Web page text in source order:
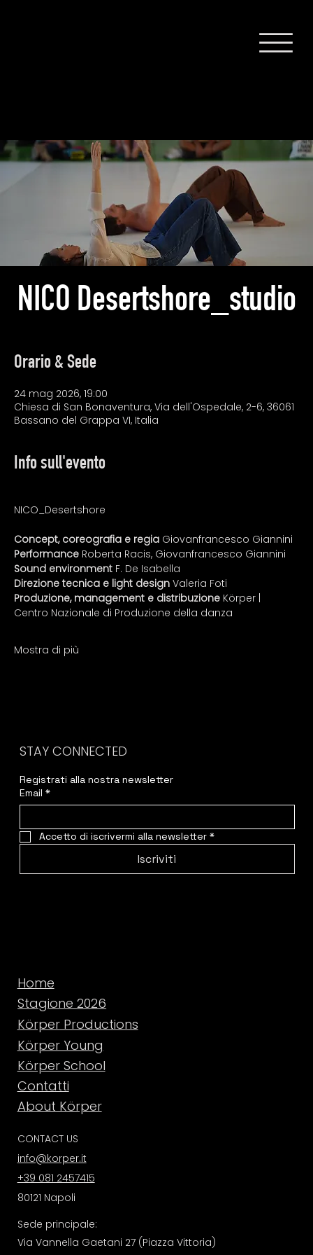
NICO Desertshore_studio
Orario & Sede
24 mag 2026, 19:00
Chiesa di San Bonaventura, Via dell'Ospedale, 2-6, 36061
Bassano del Grappa VI, Italia
Info sull'evento
NICO_Desertshore
Concept, coreografia e regia Giovanfrancesco Giannini
Performance Roberta Racis, Giovanfrancesco Giannini
Sound environment F. De Isabella
Direzione tecnica e light design Valeria Foti
Produzione, management e distribuzione Körper |
Centro Nazionale di Produzione della danza
Mostra di più
STAY CONNECTED
Registrati alla nostra newsletter
Email *
Accetto di iscrivermi alla newsletter *
Iscriviti
Home
Stagione 2026
Körper Productions
Körper Young
Körper School
Contatti
About Körper
CONTACT US
info@korper.it
+39 081 2457415
Sede principale:
Via Vannella Gaetani 27 (Piazza Vittoria)
80121 Napoli